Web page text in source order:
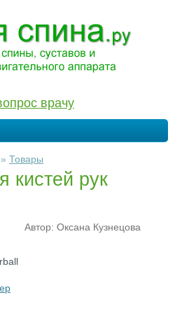
врачу
» Товары
кистей рук
Автор: Оксана Кузнецова